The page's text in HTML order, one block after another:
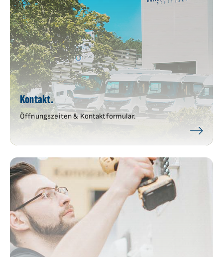
Kontakt.
Öffnungszeiten & Kontaktformular.